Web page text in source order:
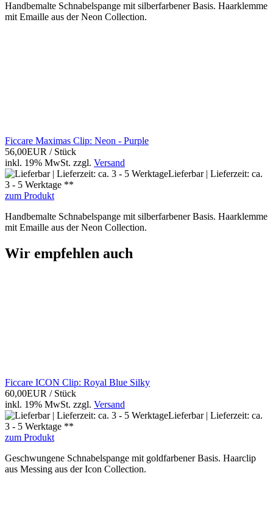
Handbemalte Schnabelspange mit silberfarbener Basis. Haarklemme
mit Emaille aus der Neon Collection.
Ficcare Maximas Clip: Neon - Purple
56,00EUR / Stück
inkl. 19% MwSt. zzgl. Versand
Lieferbar | Lieferzeit: ca.
3 - 5 Werktage **
zum Produkt
Handbemalte Schnabelspange mit silberfarbener Basis. Haarklemme
mit Emaille aus der Neon Collection.
Wir empfehlen auch
Ficcare ICON Clip: Royal Blue Silky
60,00EUR / Stück
inkl. 19% MwSt. zzgl. Versand
Lieferbar | Lieferzeit: ca.
3 - 5 Werktage **
zum Produkt
Geschwungene Schnabelspange mit goldfarbener Basis. Haarclip
aus Messing aus der Icon Collection.